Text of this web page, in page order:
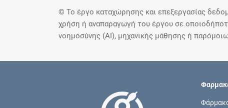
© Το έργο καταχώρησης και επεξεργασίας
χρήση ή αναπαραγωγή του έργου σε
νοημοσύνης (AI), μηχανικής μάθησης ή